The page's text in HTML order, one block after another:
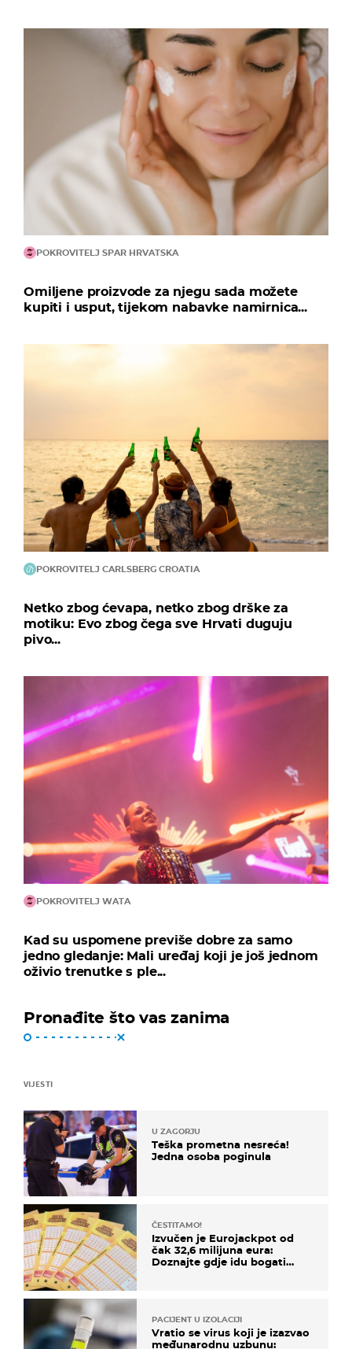
POKROVITELJ SPAR HRVATSKA
Omiljene proizvode za njegu sada možete
kupiti i usput, tijekom nabavke namirnica...
POKROVITELJ CARLSBERG CROATIA
Netko zbog ćevapa, netko zbog drške za
motiku: Evo zbog čega sve Hrvati duguju
pivo...
POKROVITELJ WATA
Kad su uspomene previše dobre za samo
jedno gledanje: Mali uređaj koji je još jednom
oživio trenutke s ple...
Pronađite što vas zanima
VIJESTI
U ZAGORJU
Teška prometna nesreća!
Jedna osoba poginula
ČESTITAMO!
Izvučen je Eurojackpot od
čak 32,6 milijuna eura:
Doznajte gdje idu bogati
PACIJENT U IZOLACIJI
Vratio se virus koji je izazvao
međunarodnu uzbunu: